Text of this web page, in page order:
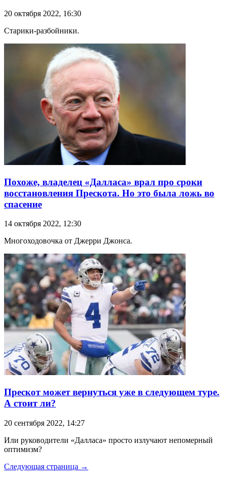
20 октября 2022, 16:30
Старики-разбойники.
Похоже, владелец «Далласа» врал про сроки
восстановления Прескота. Но это была ложь во
спасение
14 октября 2022, 12:30
Многоходовочка от Джерри Джонса.
Прескот может вернуться уже в следующем туре.
А стоит ли?
20 сентября 2022, 14:27
Или руководители «Далласа» просто излучают непомерный
оптимизм?
Следующая страница →